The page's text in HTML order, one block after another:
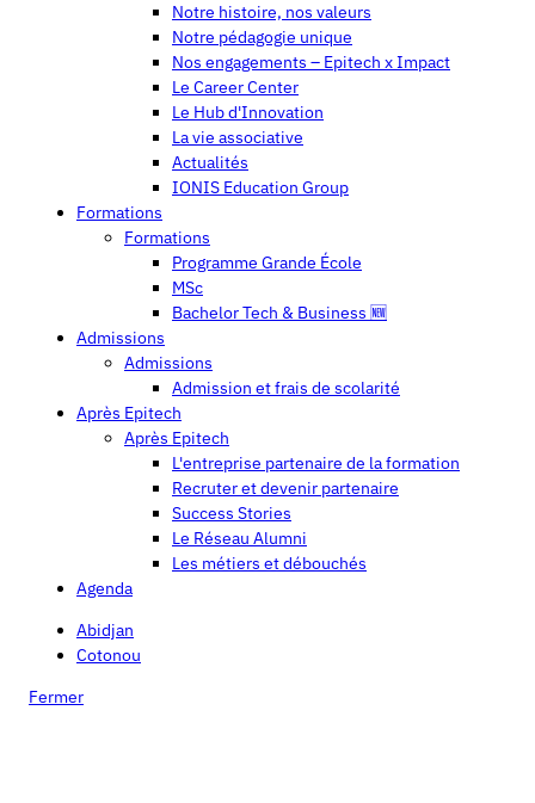
Notre histoire, nos valeurs
Notre pédagogie unique
Nos engagements – Epitech x Impact
Le Career Center
Le Hub d'Innovation
La vie associative
Actualités
IONIS Education Group
Formations
Formations
Programme Grande École
MSc
Bachelor Tech & Business 🆕
Admissions
Admissions
Admission et frais de scolarité
Après Epitech
Après Epitech
L'entreprise partenaire de la formation
Recruter et devenir partenaire
Success Stories
Le Réseau Alumni
Les métiers et débouchés
Agenda
Abidjan
Cotonou
Fermer